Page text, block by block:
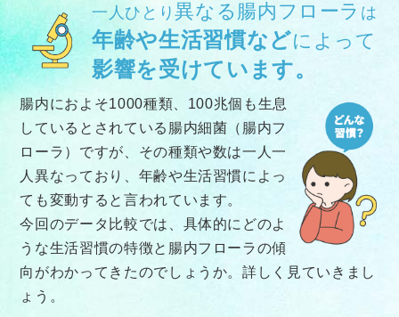
一人ひとり異なる腸内フローラ は
年齢や生活習慣などによって
影響を受けています。
腸内におよそ1000種類、100兆個も生息
しているとされている腸内細菌（腸内フ
ローラ）ですが、その種類や数は一人一
人異なっており、年齢や生活習慣によっ
ても変動すると言われています。
今回のデータ比較では、具体的にどのよ
うな生活習慣の特徴と腸内フローラの傾
向がわかってきたのでしょうか。詳しく見ていきまし
ょう。